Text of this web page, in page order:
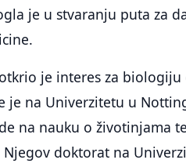
je u stvaranju puta za
je interes za biologiju
je na Univerzitetu u
na nauku o životinjama
doktorat na